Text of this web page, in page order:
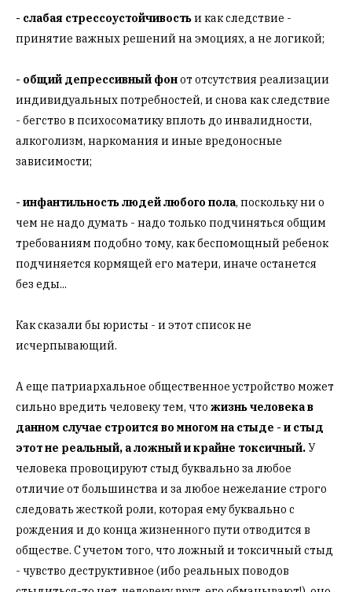
- слабая стрессоустойчивостьи как следствие -
принятие важных решений на эмоциях, а не логикой;
- общий депрессивный фонот отсутствия реализации
индивидуальных потребностей, и снова как следствие
- бегство в психосоматику вплоть до инвалидности,
алкоголизм, наркомания и иные вредоносные
зависимости;
- инфантильность людей любого пола, поскольку ни о
чем не надо думать - надо только подчиняться общим
требованиям подобно тому, как беспомощный ребенок
подчиняется кормящей его матери, иначе останется
без еды...
Как сказали бы юристы - и этот список не
исчерпывающий.
А еще патриархальное общественное устройство может
сильно вредить человеку тем, что жизнь человека в
данном случае строится во многом на стыде - и стыд
этот не реальный, а ложный и крайне токсичный.У
человека провоцируют стыд буквально за любое
отличие от большинства и за любое нежелание строго
следовать жесткой роли, которая ему буквально с
рождения и до конца жизненного пути отводится в
обществе. С учетом того, что ложный и токсичный стыд
- чувство деструктивное (ибо реальных поводов